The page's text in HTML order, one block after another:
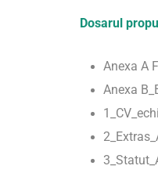
Dosarul
Anexa A
Anexa